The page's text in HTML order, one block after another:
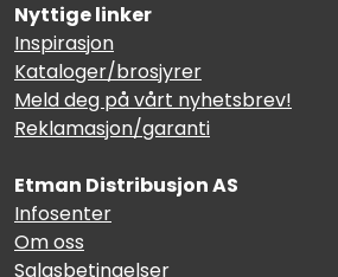
Nyttige linker
Inspirasjon
Kataloger/brosjyrer
Meld deg på vårt nyhetsbrev!
Reklamasjon/garanti
Etman Distribusjon AS
Infosenter
Om oss
Salgsbetingelser